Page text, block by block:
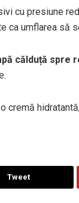
cu presiune
ca umflarea să
călduță spre
cremă
Tweet